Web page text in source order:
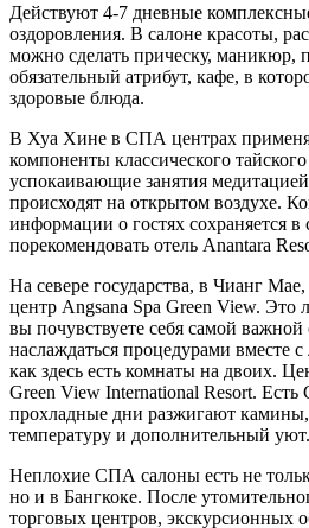
Действуют 4-7 дневные
оздоровления. В салоне красоты,
можно сделать прическу, маникюр,
обязательный атрибут, кафе, в
здоровые блюда.
В Хуа Хине в СПА центрах
компоненты классического
успокаивающие занятия
происходят на открытом воздухе.
информации о гостях сохраняется
порекомендовать отель Anantara
На севере государства, в Чианг Мае,
центр Angsana Spa Green View. Это
вы почувствуете себя самой
наслаждаться процедурами вместе
как здесь есть комнаты на двоих.
Green View International Resort.
прохладные дни разжигают
температуру и дополнительный уют.
Неплохие СПА салоны есть не
но и в Бангкоке. После
торговых центров, экскурсионных